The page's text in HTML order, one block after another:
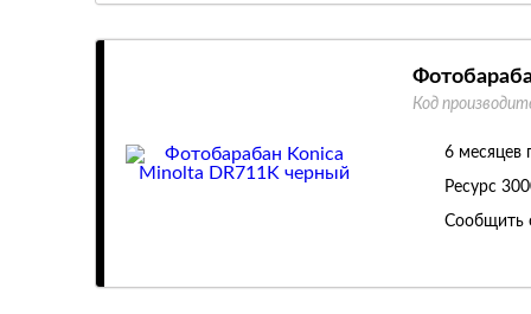
Код
6 месяцев
Ресурс
Сообщить